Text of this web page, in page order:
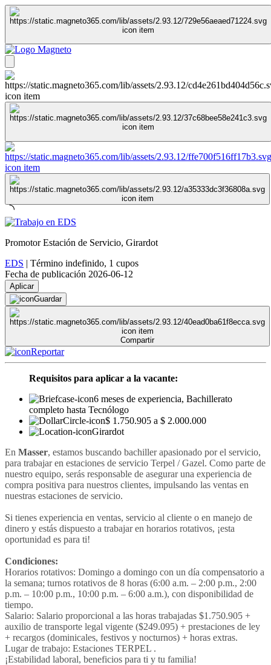
Promotor Estación de Servicio, Girardot
EDS | Término indefinido, 1 cupos
Fecha de publicación 2026-06-12
Aplicar
Guardar
Compartir
Reportar
Requisitos para aplicar a la vacante:
6 meses de experiencia, Bachillerato
completo hasta Tecnólogo
$ 1.750.905 a $ 2.000.000
Girardot
En Masser, estamos buscando bachiller apasionado por el servicio,
para trabajar en estaciones de servicio Terpel / Gazel. Como parte de
nuestro equipo, serás responsable de asegurar una experiencia de
compra positiva para nuestros clientes, impulsando las ventas en
nuestras estaciones de servicio.
Si tienes experiencia en ventas, servicio al cliente o en manejo de
dinero y estás dispuesto a trabajar en horarios rotativos, ¡esta
oportunidad es para ti!
Condiciones:
Horarios rotativos: Domingo a domingo con un día compensatorio a
la semana; turnos rotativos de 8 horas (6:00 a.m. – 2:00 p.m., 2:00
p.m. – 10:00 p.m., 10:00 p.m. – 6:00 a.m.), con disponibilidad de
tiempo.
Salario: Salario proporcional a las horas trabajadas $1.750.905 +
auxilio de transporte legal vigente ($249.095) + prestaciones de ley
+ recargos (dominicales, festivos y nocturnos) + horas extras.
Lugar de trabajo: Estaciones TERPEL .
¡Estabilidad laboral, beneficios para ti y tu familia!